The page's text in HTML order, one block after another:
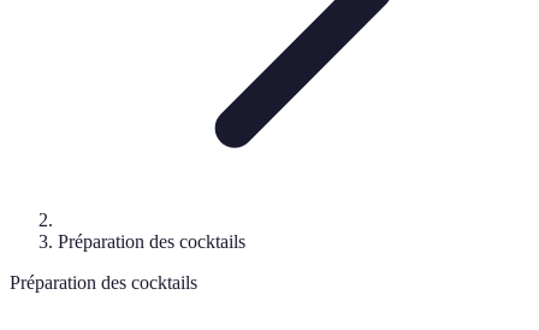
Préparation des cocktails
Préparation des cocktails